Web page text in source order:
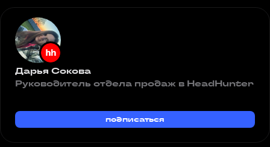
Дарья Сокова
Руководитель отдела продаж в HeadHunter
подписаться